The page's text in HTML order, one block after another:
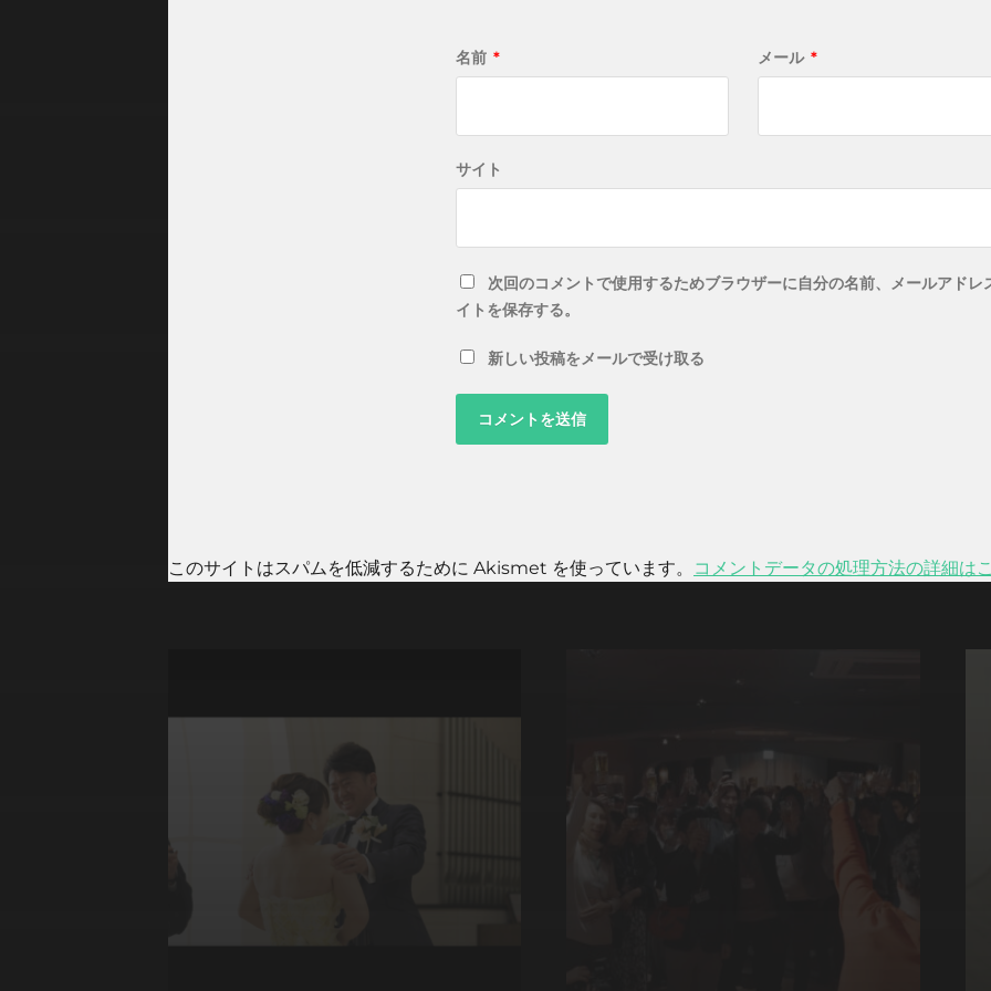
名前 * メール *
サイト
次回のコメントで使用するためブラウザーに自分の名前、メールアドレ
イトを保存する。
新しい投稿をメールで受け取る
このサイトはスパムを低減するために Akismet を使っています。 コメントデータの処理方法の詳細は